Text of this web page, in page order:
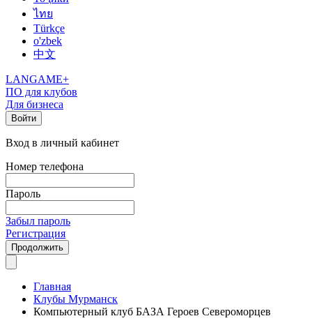
ไทย
Türkçe
o'zbek
中文
LANGAME+
ПО для клубов
Для бизнеса
Войти
Вход в личный кабинет
Номер телефона
Пароль
Забыл пароль
Регистрация
Продолжить
Главная
Клубы Мурманск
Компьютерный клуб БАЗА Героев Североморцев